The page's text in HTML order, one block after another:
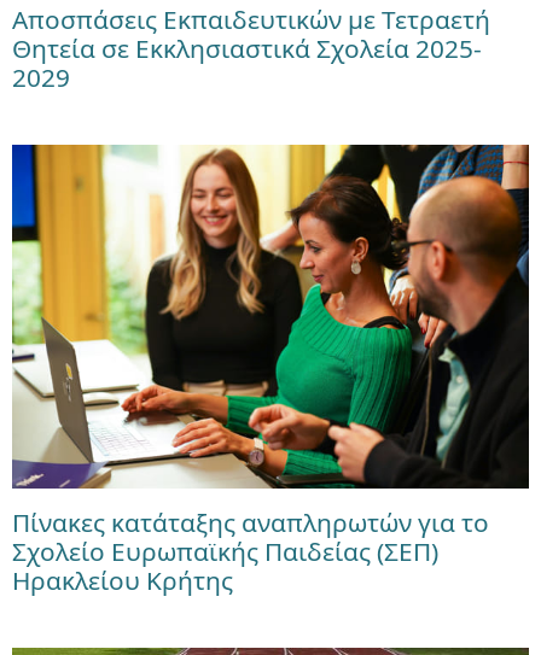
Αποσπάσεις Εκπαιδευτικών με Τετραετή
Θητεία σε Εκκλησιαστικά Σχολεία 2025-
2029
Πίνακες κατάταξης αναπληρωτών για το
Σχολείο Ευρωπαϊκής Παιδείας (ΣΕΠ)
Ηρακλείου Κρήτης